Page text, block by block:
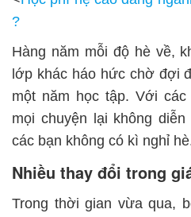
?
Hàng năm mỗi độ hè về,
lớp khác háo hức chờ đợi
một năm học tập. Với
mọi chuyện lại không
các bạn không có kì nghỉ
Nhiều thay đổi trong
Trong thời gian vừa qua,